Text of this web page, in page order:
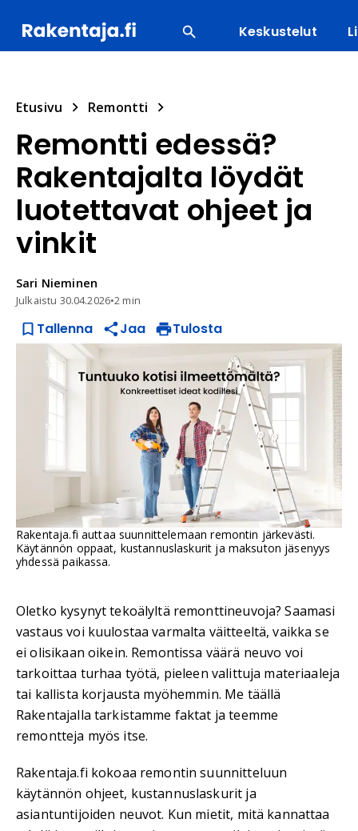
Keskustelut
Etusivu Remontti
Remontti edessä?
Rakentajalta löydät
luotettavat ohjeet ja
vinkit
Sari Nieminen
Julkaistu 30.04.2026•2 min
Tallenna Jaa Tulosta
Rakentaja.fi auttaa suunnittelemaan remontin järkevästi.
Käytännön oppaat, kustannuslaskurit ja maksuton jäsenyys
yhdessä paikassa.
Oletko kysynyt tekoälyltä remonttineuvoja? Saamasi
vastaus voi kuulostaa varmalta väitteeltä, vaikka se
ei olisikaan oikein. Remontissa väärä neuvo voi
tarkoittaa turhaa työtä, pieleen valittuja materiaaleja
tai kallista korjausta myöhemmin. Me täällä
Rakentajalla tarkistamme faktat ja teemme
remontteja myös itse.
Rakentaja.fi kokoaa remontin suunnitteluun
käytännön ohjeet, kustannuslaskurit ja
asiantuntijoiden neuvot. Kun mietit, mitä kannattaa